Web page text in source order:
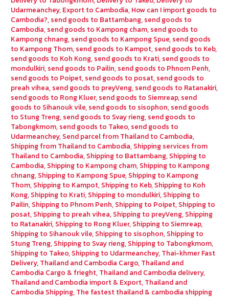
Udarmeanchey, Export to Cambodia, How can I import goods to
Cambodia?, send goods to Battambang, send goods to
Cambodia, send goods to Kampong cham, send goods to
Kampong chnang, send goods to Kampong Spue, send goods
to Kampong Thom, send goods to Kampot, send goods to Keb,
send goods to Koh Kong, send goods to Krati, send goods to
mondulkiri, send goods to Pailin, send goods to Phnom Penh,
send goods to Poipet, send goods to posat, send goods to
preah vihea, send goods to preyVeng, send goods to Ratanakiri,
send goods to Rong Kluer, send goods to Siemreap, send
goods to Sihanouk vile, send goods to sisophon, send goods
to Stung Treng, send goods to Svay rieng, send goods to
Tabongkmom, send goods to Takeo, send goods to
Udarmeanchey, Send parcel from Thailand to Cambodia,
Shipping from Thailand to Cambodia, Shipping services from
Thailand to Cambodia, Shipping to Battambang, Shipping to
Cambodia, Shipping to Kampong cham, Shipping to Kampong
chnang, Shipping to Kampong Spue, Shipping to Kampong
Thom, Shipping to Kampot, Shipping to Keb, Shipping to Koh
Kong, Shipping to Krati, Shipping to mondulkiri, Shipping to
Pailin, Shipping to Phnom Penh, Shipping to Poipet, Shipping to
posat, Shipping to preah vihea, Shipping to preyVeng, Shipping
to Ratanakiri, Shipping to Rong Kluer, Shipping to Siemreap,
Shipping to Sihanouk vile, Shipping to sisophon, Shipping to
Stung Treng, Shipping to Svay rieng, Shipping to Tabongkmom,
Shipping to Takeo, Shipping to Udarmeanchey, Thai-khmer Fast
Delivery, Thailand and Cambodia Cargo, Thailand and
Cambodia Cargo & frieght, Thailand and Cambodia delivery,
Thailand and Cambodia import & Export, Thailand and
Cambodia Shipping, The fastest thailand & cambodia shipping